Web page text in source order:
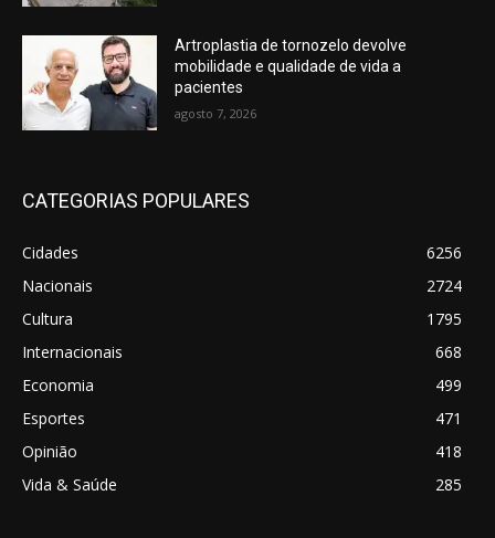
Artroplastia de tornozelo devolve
mobilidade e qualidade de vida a
pacientes
agosto 7, 2026
CATEGORIAS POPULARES
Cidades
6256
Nacionais
2724
Cultura
1795
Internacionais
668
Economia
499
Esportes
471
Opinião
418
Vida & Saúde
285